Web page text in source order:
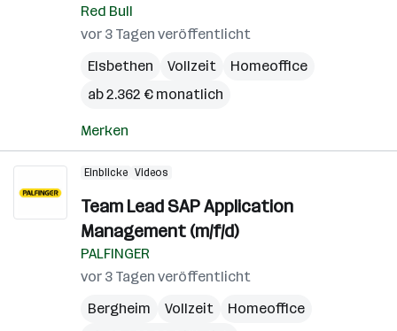
Red Bull
vor 3 Tagen veröffentlicht
Elsbethen
Vollzeit
Homeoffice
ab 2.362 € monatlich
Merken
Einblicke Videos
Team Lead SAP Application
Management (m/f/d)
PALFINGER
vor 3 Tagen veröffentlicht
Bergheim
Vollzeit
Homeoffice